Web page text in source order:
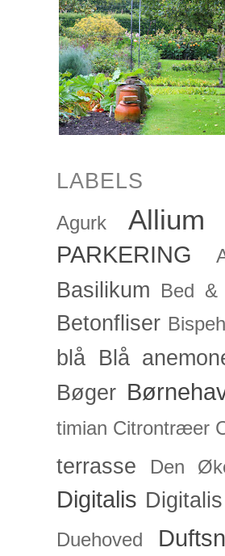
LABELS
Agurk Allium
PARKERING
Basilikum
Bed &
Betonfliser
blå Blå
Bøger
timian Citrontræer
terrasse Den
Digitalis
Duehoved